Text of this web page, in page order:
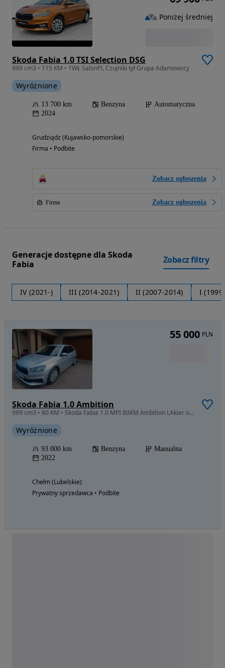
Skoda Fabia 1.0 TSI Selection DSG
999 cm3 • 115 KM • 1WŁ SalonPL Czujniki tył Grupa Adamowscy
Wyróżnione
13 700 km Benzyna
Automatyczna
2024
Grudziądz (Kujawsko-pomorskie)
Firma • Podbite
Zobacz ogłoszenia
Firma Zobacz ogłoszenia
Poniżej średniej
Generacje dostępne dla Skoda
Fabia
Zobacz filtry
IV (2021-) III (2014-2021) II (2007-2014) I
Skoda Fabia 1.0 Ambition
999 cm3 • 80 KM • Skoda Fabia 1.0 MPI 80KM Ambition LAkier oryginał I rej 12.2023
Wyróżnione
93 000 km Benzyna
Manualna
2022
Chełm (Lubelskie)
Prywatny sprzedawca • Podbite
55 000 PLN